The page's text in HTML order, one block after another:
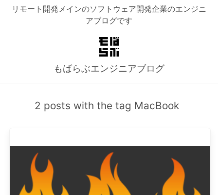
リモート開発メインのソフトウェア開発企業のエンジニ
アブログです
もばらぶエンジニアブログ
2 posts with the tag MacBook